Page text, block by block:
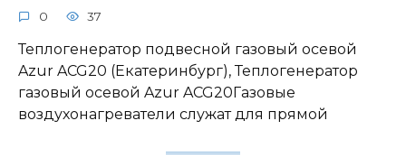
0 37
Теплогенератор подвесной газовый осевой
Azur ACG20 (Екатеринбург), Теплогенератор
газовый осевой Azur ACG20Газовые
воздухонагреватели служат для прямой